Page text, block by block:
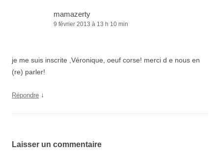
mamazerty
9 février 2013 à 13 h 10 min
je me suis inscrite ,Véronique, oeuf corse! merci d e nous en
(re) parler!
Répondre ↓
Laisser un commentaire